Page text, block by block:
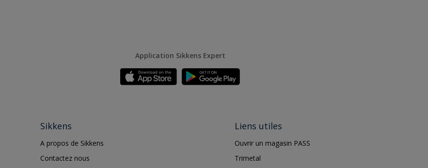
Application Sikkens Expert
Sikkens
A propos de Sikkens
Contactez nous
Liens utiles
Ouvrir un magasin PASS
Trimetal